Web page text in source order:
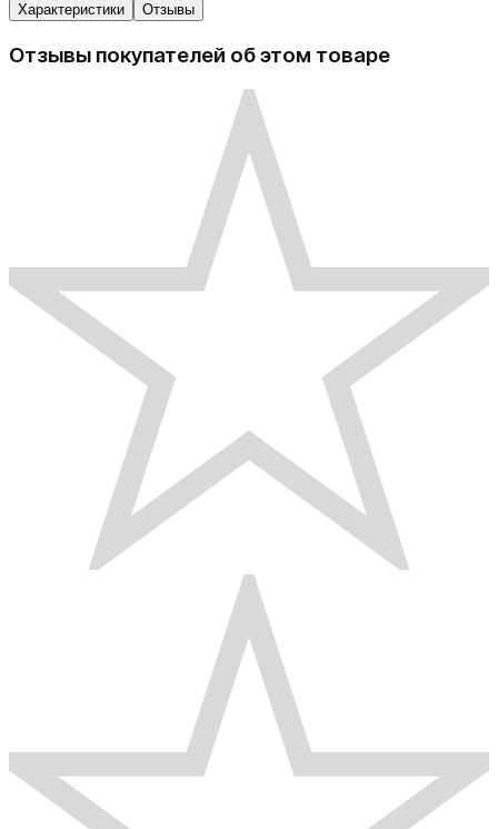
Характеристики
Отзывы
Отзывы покупателей об этом товаре